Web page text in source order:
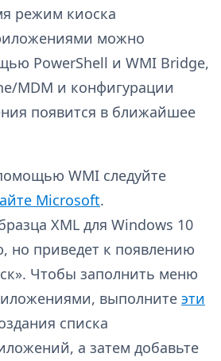
режим киоска
можно
PowerShell и WMI Bridge,
MDM и конфигурации
появится в ближайшее
WMI следуйте
Microsoft.
XML для Windows 10
но приведет к появлению
Чтобы заполнить меню
выполните эти
списка
а затем добавьте